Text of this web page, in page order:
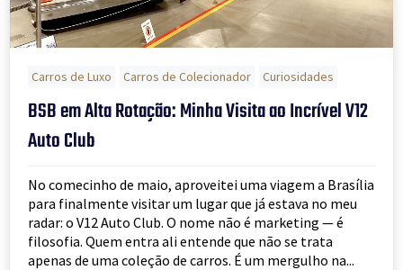
Carros de Luxo Carros de Colecionador Curiosidades
BSB em Alta Rotação: Minha Visita ao Incrível V12
Auto Club
No comecinho de maio, aproveitei uma viagem a Brasília
para finalmente visitar um lugar que já estava no meu
radar: o V12 Auto Club. O nome não é marketing — é
filosofia. Quem entra ali entende que não se trata
apenas de uma coleção de carros. É um mergulho na...